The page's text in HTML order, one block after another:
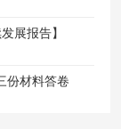
展报告】
份材料答卷